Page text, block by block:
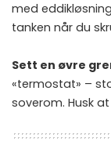
med
tanken når du
Sett en øvre
«termostat» –
soverom. Husk at